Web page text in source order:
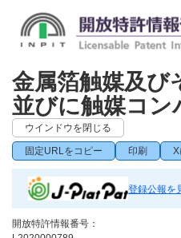
金属箔触媒及び
並びに触媒コン
ウインドウを閉じる
固定URLをコピー 印刷 X
登録公報を
開放特許情報番号：